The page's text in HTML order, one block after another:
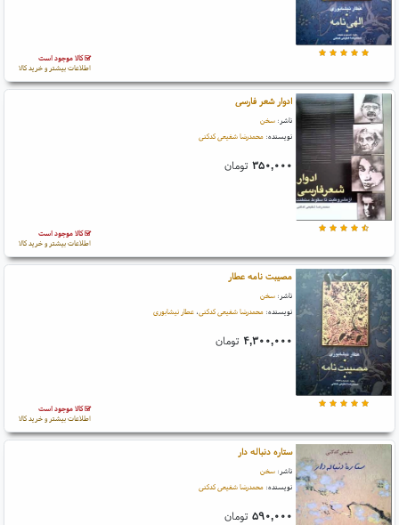
کالا موجود است
اطلاعات بیشتر و خرید کالا
ادوار شعر فارسی
ناشر: سخن
نویسنده: محمدرضا شفیعی کدکنی
۳۵۰,۰۰۰ تومان
کالا موجود است
اطلاعات بیشتر و خرید کالا
مصیبت نامه عطار
ناشر: سخن
نویسنده: محمدرضا شفیعی کدکنی، عطار نیشابوری
۴,۳۰۰,۰۰۰ تومان
کالا موجود است
اطلاعات بیشتر و خرید کالا
ستاره دنباله دار
ناشر: سخن
نویسنده: محمدرضا شفیعی کدکنی
۵۹۰,۰۰۰ تومان